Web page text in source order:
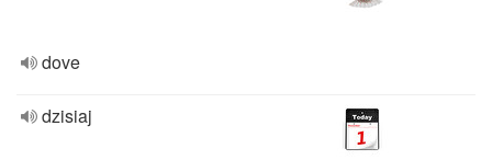
dove
dzisiaj